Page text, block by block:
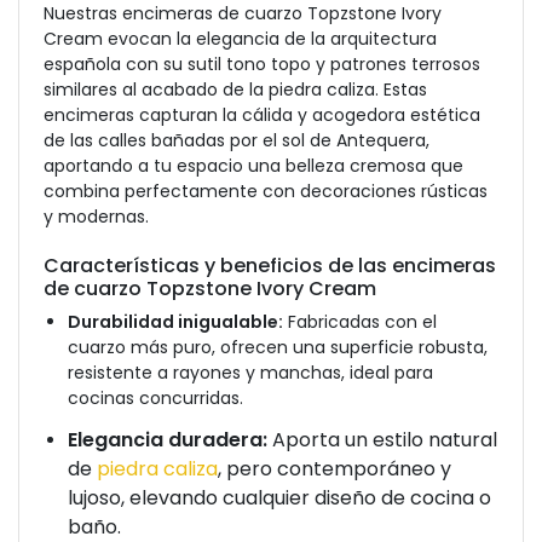
Nuestras encimeras de cuarzo Topzstone Ivory
Cream evocan la elegancia de la arquitectura
española con su sutil tono topo y patrones terrosos
similares al acabado de la piedra caliza. Estas
encimeras capturan la cálida y acogedora estética
de las calles bañadas por el sol de Antequera,
aportando a tu espacio una belleza cremosa que
combina perfectamente con decoraciones rústicas
y modernas.
Características y beneficios de las encimeras
de cuarzo Topzstone Ivory Cream
Durabilidad inigualable: Fabricadas con el
cuarzo más puro, ofrecen una superficie robusta,
resistente a rayones y manchas, ideal para
cocinas concurridas.
Elegancia duradera:Aporta un estilo natural
de piedra caliza, pero contemporáneo y
lujoso, elevando cualquier diseño de cocina o
baño.